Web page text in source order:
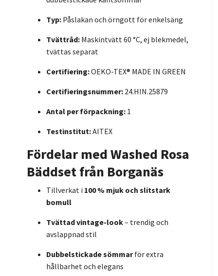
Typ: Påslakan och örngott för enkelsäng
Tvättråd: Maskintvätt 60 °C, ej blekmedel,
tvättas separat
Certifiering:OEKO-TEX® MADE IN GREEN
Certifieringsnummer: 24.HIN.25879
Antal per förpackning: 1
Testinstitut:AITEX
Fördelar med Washed Rosa
Bäddset från Borganäs
Tillverkat i 100 % mjuk och slitstark
bomull
Tvättad vintage-look– trendig och
avslappnad stil
Dubbelstickade sömmarför extra
hållbarhet och elegans